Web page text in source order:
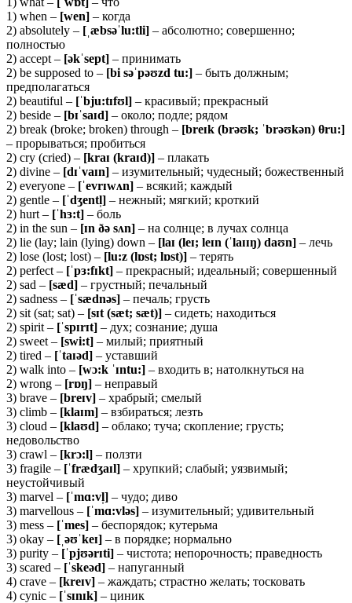
1) when – [wen] – когда
2) absolutely – [ˌæbsəˈlu:tli] – абсолютно; совершенно;
полностью
2) accept – [əkˈsept] – принимать
2) be supposed to – [bi səˈpəʊzd tu:] – быть должным;
предполагаться
2) beautiful – [ˈbju:tɪfʊl] – красивый; прекрасный
2) beside – [bɪˈsaɪd] – около; подле; рядом
2) break (broke; broken) through – [breɪk (brəʊk; ˈbrəʊkən) θru:]
– прорываться; пробиться
2) cry (cried) – [kraɪ (kraɪd)] – плакать
2) divine – [dɪˈvaɪn] – изумительный; чудесный; божественный
2) everyone – [ˈevrɪwʌn] – всякий; каждый
2) gentle – [ˈdʒentl̩] – нежный; мягкий; кроткий
2) hurt – [ˈhɜ:t] – боль
2) in the sun – [ɪn ðə sʌn] – на солнце; в лучах солнца
2) lie (lay; lain (lying) down – [laɪ (leɪ; leɪn (ˈlaɪɪŋ) daʊn] – лечь
2) lose (lost; lost) – [lu:z (lɒst; lɒst)] – терять
2) perfect – [ˈpɜ:fɪkt] – прекрасный; идеальный; совершенный
2) sad – [sæd] – грустный; печальный
2) sadness – [ˈsædnəs] – печаль; грусть
2) sit (sat; sat) – [sɪt (sæt; sæt)] – сидеть; находиться
2) spirit – [ˈspɪrɪt] – дух; сознание; душа
2) sweet – [swi:t] – милый; приятный
2) tired – [ˈtaɪəd] – уставший
2) walk into – [wɔ:k ˈɪntu:] – входить в; натолкнуться на
2) wrong – [rɒŋ] – неправый
3) brave – [breɪv] – храбрый; смелый
3) climb – [klaɪm] – взбираться; лезть
3) cloud – [klaʊd] – облако; туча; скопление; грусть;
недовольство
3) crawl – [krɔ:l] – ползти
3) fragile – [ˈfrædʒaɪl] – хрупкий; слабый; уязвимый;
неустойчивый
3) marvel – [ˈmɑ:vl̩] – чудо; диво
3) marvellous – [ˈmɑ:vləs] – изумительный; удивительный
3) mess – [ˈmes] – беспорядок; кутерьма
3) okay – [ˌəʊˈkeɪ] – в порядке; нормально
3) purity – [ˈpjʊərɪti] – чистота; непорочность; праведность
3) scared – [ˈskeəd] – напуганный
4) crave – [kreɪv] – жаждать; страстно желать; тосковать
4) cynic – [ˈsɪnɪk] – циник